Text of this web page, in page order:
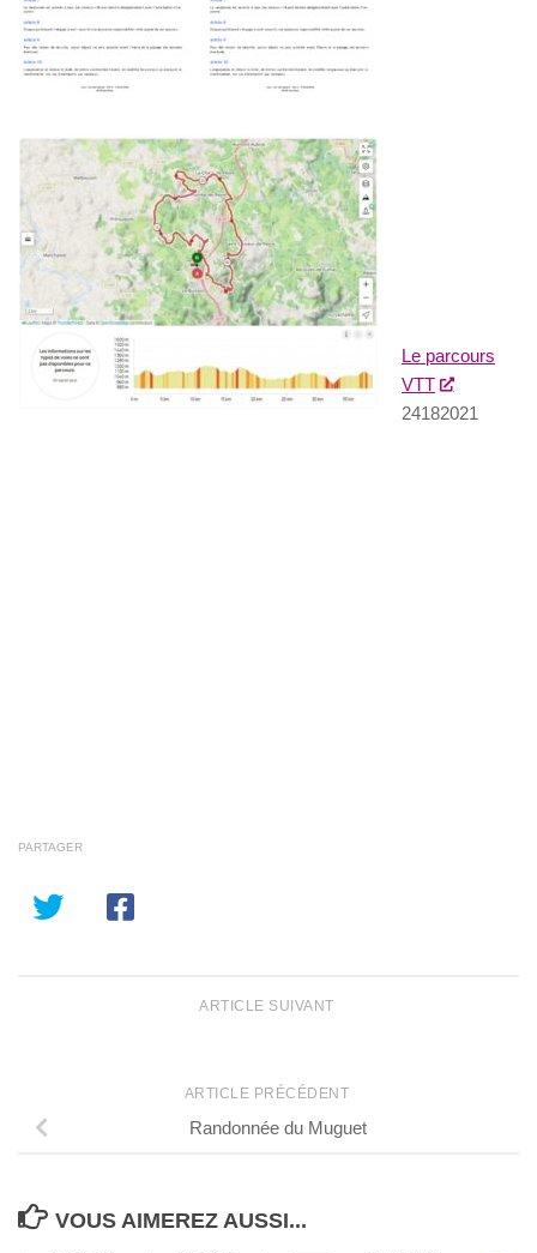
Le parcours
VTT
24182021
PARTAGER
ARTICLE SUIVANT
ARTICLE PRÉCÉDENT
Randonnée du Muguet
VOUS AIMEREZ AUSSI...